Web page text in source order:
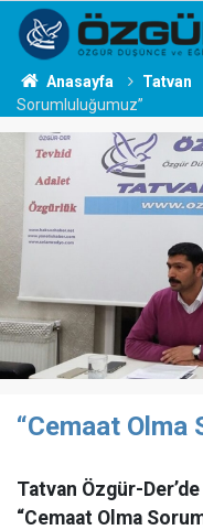
Anasayfa Tatvan
Sorumluluğumuz”
“Cemaat Olma
Tatvan Özgür-
“Cemaat Olma